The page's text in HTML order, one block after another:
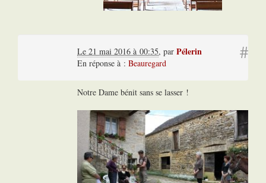
#
Le 21 mai 2016 à 00:35, par Pélerin
En réponse à : Beauregard
Notre Dame bénit sans se lasser !